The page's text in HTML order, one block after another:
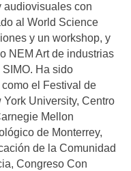
audiovisuales con
al World Science
y un workshop, y
NEM Art de industrias
Ha sido
el Festival de
University, Centro
Mellon
de Monterrey,
de la Comunidad
Congreso Con